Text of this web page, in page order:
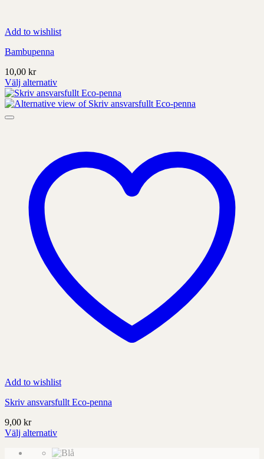
Add to wishlist
Bambupenna
10,00 kr
Välj alternativ
Denna
produkt
har
produktens
Add to wishlist
Skriv ansvarsfullt Eco-penna
9,00 kr
Välj alternativ
produkt